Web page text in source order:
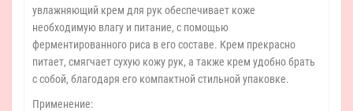
увлажняющий крем для рук обеспечивает коже
необходимую влагу и питание, с помощью
ферментированного риса в его составе. Крем прекрасно
питает, смягчает сухую кожу рук, а также крем удобно брать
с собой, благодаря его компактной стильной упаковке.
Применение: